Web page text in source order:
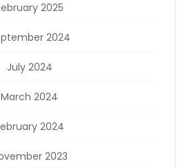
2025
2024
July 2024
March 2024
2024
2023